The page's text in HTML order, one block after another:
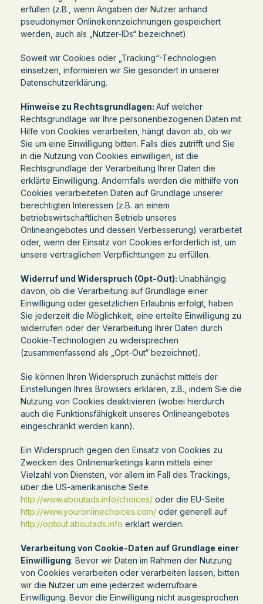
erfüllen (z.B., wenn Angaben der Nutzer anhand
pseudonymer Onlinekennzeichnungen gespeichert
werden, auch als „Nutzer-IDs“ bezeichnet).
Soweit wir Cookies oder „Tracking“-Technologien
einsetzen, informieren wir Sie gesondert in unserer
Datenschutzerklärung.
Hinweise zu Rechtsgrundlagen: Auf welcher
Rechtsgrundlage wir Ihre personenbezogenen Daten mit
Hilfe von Cookies verarbeiten, hängt davon ab, ob wir
Sie um eine Einwilligung bitten. Falls dies zutrifft und Sie
in die Nutzung von Cookies einwilligen, ist die
Rechtsgrundlage der Verarbeitung Ihrer Daten die
erklärte Einwilligung. Andernfalls werden die mithilfe von
Cookies verarbeiteten Daten auf Grundlage unserer
berechtigten Interessen (z.B. an einem
betriebswirtschaftlichen Betrieb unseres
Onlineangebotes und dessen Verbesserung) verarbeitet
oder, wenn der Einsatz von Cookies erforderlich ist, um
unsere vertraglichen Verpflichtungen zu erfüllen.
Widerruf und Widerspruch (Opt-Out): Unabhängig
davon, ob die Verarbeitung auf Grundlage einer
Einwilligung oder gesetzlichen Erlaubnis erfolgt, haben
Sie jederzeit die Möglichkeit, eine erteilte Einwilligung zu
widerrufen oder der Verarbeitung Ihrer Daten durch
Cookie-Technologien zu widersprechen
(zusammenfassend als „Opt-Out“ bezeichnet).
Sie können Ihren Widerspruch zunächst mittels der
Einstellungen Ihres Browsers erklären, z.B., indem Sie die
Nutzung von Cookies deaktivieren (wobei hierdurch
auch die Funktionsfähigkeit unseres Onlineangebotes
eingeschränkt werden kann).
Ein Widerspruch gegen den Einsatz von Cookies zu
Zwecken des Onlinemarketings kann mittels einer
Vielzahl von Diensten, vor allem im Fall des Trackings,
über die US-amerikanische Seite
http://www.aboutads.info/choices/ oder die EU-Seite
http://www.youronlinechoices.com/ oder generell auf
http://optout.aboutads.info erklärt werden.
Verarbeitung von Cookie-Daten auf Grundlage einer
Einwilligung: Bevor wir Daten im Rahmen der Nutzung
von Cookies verarbeiten oder verarbeiten lassen, bitten
wir die Nutzer um eine jederzeit widerrufbare
Einwilligung. Bevor die Einwilligung nicht ausgesprochen